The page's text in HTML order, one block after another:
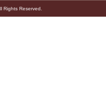
Rights Reserved.